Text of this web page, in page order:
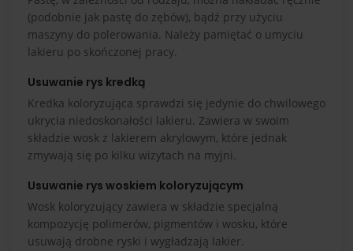
(podobnie jak pastę do zębów), bądź przy użyciu
maszyny do polerowania. Należy pamiętać o umyciu
lakieru po skończonej pracy.
Usuwanie rys kredką
Kredka koloryzująca sprawdzi się jedynie do chwilowego
ukrycia niedoskonałości lakieru. Zawiera w swoim
składzie wosk z lakierem akrylowym, które jednak
zmywają się po kilku wizytach na myjni.
Usuwanie rys woskiem koloryzującym
Wosk koloryzujący zawiera w składzie specjalną
kompozycję polimerów, pigmentów i wosku, które
usuwają drobne ryski i wygładzają lakier.